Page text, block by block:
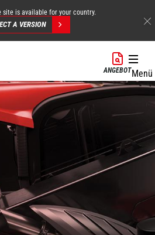
site is available for your country.
A VERSION
ANGEBOTMenü